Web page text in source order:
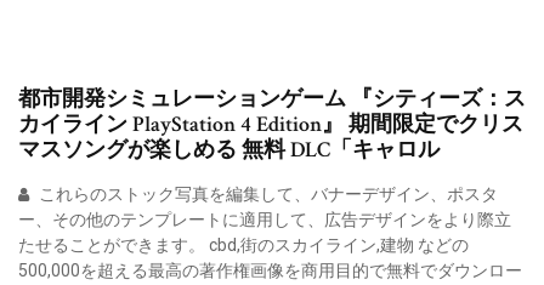
都市開発シミュレーションゲーム 『シティーズ：ス
カイライン PlayStation 4 Edition』 期間限定でクリス
マスソングが楽しめる 無料 DLC「キャロル
これらのストック写真を編集して、バナーデザイン、ポスタ
ー、その他のテンプレートに適用して、広告デザインをより際立
たせることができます。 cbd,街のスカイライン,建物 などの
500,000を超える最高の著作権画像を商用目的で無料でダウンロー